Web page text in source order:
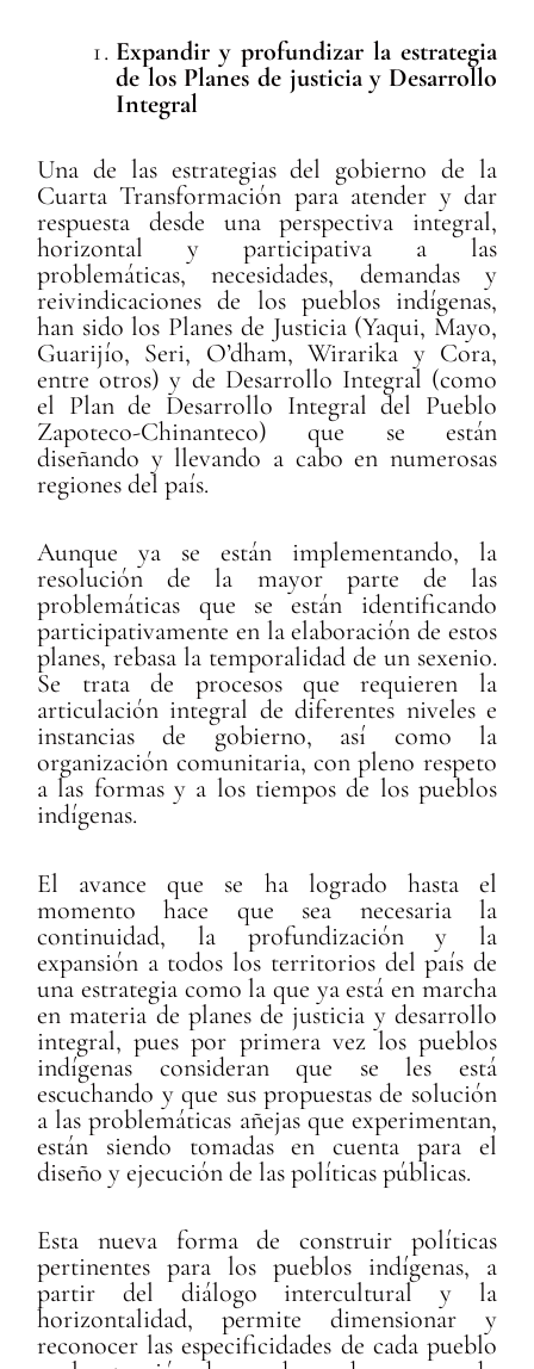
Expandir y profundizar la estrategia
de los Planes de justicia y Desarrollo
Integral
Una de las estrategias del gobierno de la
Cuarta Transformación para atender y dar
respuesta desde una perspectiva integral,
horizontal y participativa a las
problemáticas, necesidades, demandas y
reivindicaciones de los pueblos indígenas,
han sido los Planes de Justicia (Yaqui, Mayo,
Guarijío, Seri, O’dham, Wirarika y Cora,
entre otros) y de Desarrollo Integral (como
el Plan de Desarrollo Integral del Pueblo
Zapoteco-Chinanteco) que se están
diseñando y llevando a cabo en numerosas
regiones del país.
Aunque ya se están implementando, la
resolución de la mayor parte de las
problemáticas que se están identificando
participativamente en la elaboración de estos
planes, rebasa la temporalidad de un sexenio.
Se trata de procesos que requieren la
articulación integral de diferentes niveles e
instancias de gobierno, así como la
organización comunitaria, con pleno respeto
a las formas y a los tiempos de los pueblos
indígenas.
El avance que se ha logrado hasta el
momento hace que sea necesaria la
continuidad, la profundización y la
expansión a todos los territorios del país de
una estrategia como la que ya está en marcha
en materia de planes de justicia y desarrollo
integral, pues por primera vez los pueblos
indígenas consideran que se les está
escuchando y que sus propuestas de solución
a las problemáticas añejas que experimentan,
están siendo tomadas en cuenta para el
diseño y ejecución de las políticas públicas.
Esta nueva forma de construir políticas
pertinentes para los pueblos indígenas, a
partir del diálogo intercultural y la
horizontalidad, permite dimensionar y
reconocer las especificidades de cada pueblo